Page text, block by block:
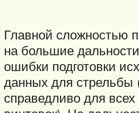
Главной сложностью
на большие
ошибки подготовки
данных для стрельбы
справедливо для всех